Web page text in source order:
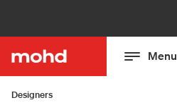
Menu
Designers